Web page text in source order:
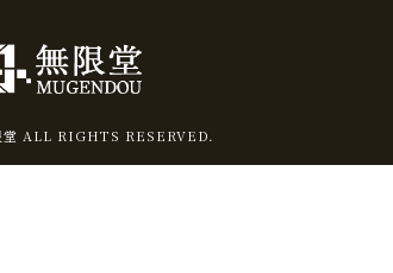
堂 ALL RIGHTS RESERVED.